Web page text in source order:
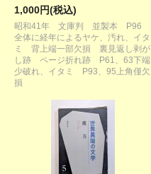
1,000円(税込)
昭和41年 文庫判 並製本 P96
全体に経年によるヤケ、汚れ、イタ
ミ 背上端一部欠損 裏見返し剥が
し跡 ページ折れ跡 P61、63下端
少破れ、イタミ P93、95上角僅欠
損